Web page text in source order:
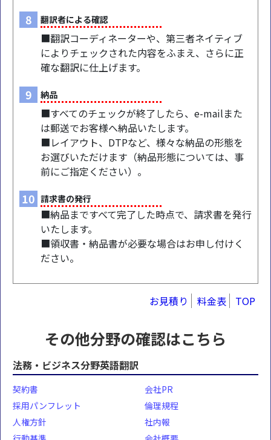
8 翻訳者による確認
■翻訳コーディネーターや、第三者ネイティブ
によりチェックされた内容をふまえ、さらに正
確な翻訳に仕上げます。
9 納品
■すべてのチェックが終了したら、e-mailまた
は郵送でお客様へ納品いたします。
■レイアウト、DTPなど、様々な納品の形態を
お選びいただけます（納品形態については、事
前にご指定ください）。
10 請求書の発行
■納品まですべて完了した時点で、請求書を発行
いたします。
■領収書・納品書が必要な場合はお申し付けく
ださい。
お見積り 料金表 TOP
その他分野の確認はこちら
法務・ビジネス分野英語翻訳
契約書
採用パンフレット
人権方針
会社PR
倫理規程
社内報